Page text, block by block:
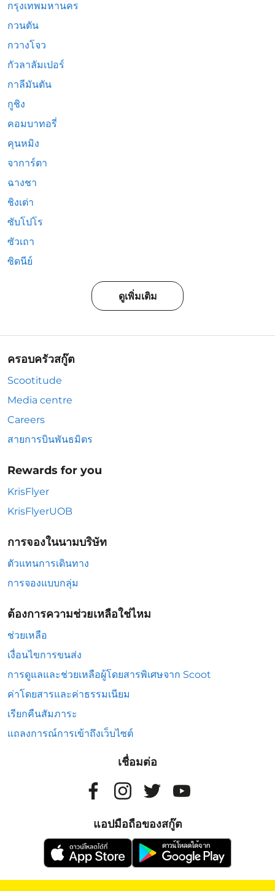
กรุงเทพมหานคร
กวนตัน
กวางโจว
กัวลาลัมเปอร์
กาลีมันตัน
กูชิง
คอมบาทอรี่
คุนหมิง
จาการ์ตา
ฉางชา
ชิงเต่า
ซับโปโร
ซัวเถา
ซิดนีย์
ดูเพิ่มเติม
ครอบครัวสกู๊ต
Scootitude
Media centre
Careers
สายการบินพันธมิตร
Rewards for you
KrisFlyer
KrisFlyerUOB
การจองในนามบริษัท
ตัวแทนการเดินทาง
การจองแบบกลุ่ม
ต้องการความช่วยเหลือใช่ไหม
ช่วยเหลือ
เงื่อนไขการขนส่ง
การดูแลและช่วยเหลือผู้โดยสารพิเศษจาก Scoot
ค่าโดยสารและค่าธรรมเนียม
เรียกคืนสัมภาระ
แถลงการณ์การเข้าถึงเว็บไซต์
เชื่อมต่อ
แอปมือถือของสกู๊ต